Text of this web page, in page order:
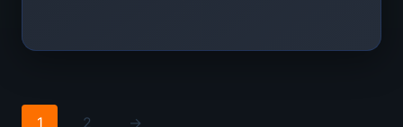
a
este:
1 2 →